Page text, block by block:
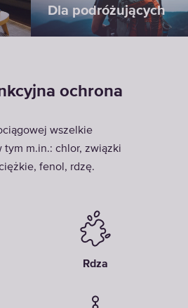
Dla podróżujących
ochrona
wszelkie
tym m.in.: chlor, związki
fenol, rdzę.
Rdza